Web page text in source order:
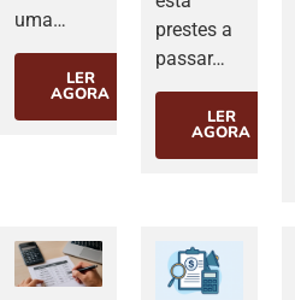
uma…
LER
AGORA
prestes a
passar…
LER
AGORA